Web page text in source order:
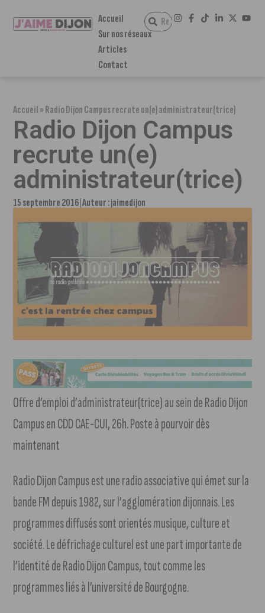
Accueil
Sur nos réseaux
Articles
Contact
Accueil»Radio Dijon Campus recrute un(e) administrateur(trice)
Radio Dijon Campus
recrute un(e)
administrateur(trice)
15 septembre 2016 Auteur :jaimedijon
Offre d’emploi d’administrateur(trice) au sein de Radio Dijon
Campus en CDD CAE-CUI, 26h. Poste à pourvoir dès
maintenant
Radio Dijon Campus est une radio associative qui émet sur la
bande FM depuis 1982, sur l’agglomération dijonnais. Les
programmes diffusés sont orientés musique, culture et
société. Le défrichage culturel est une part importante de
l’identité de Radio Dijon Campus, tout comme les
programmes liés à l’université de Bourgogne.